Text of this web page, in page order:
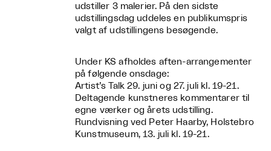
udstiller 3 malerier. På den sidste
udstillingsdag uddeles en publikumspris
valgt af udstillingens besøgende.
Under KS afholdes aften-arrangementer
på følgende onsdage:
Artist’s Talk 29. juni og 27. juli kl. 19-21.
Deltagende kunstneres kommentarer til
egne værker og årets udstilling.
Rundvisning ved Peter Haarby, Holstebro
Kunstmuseum, 13. juli kl. 19-21.